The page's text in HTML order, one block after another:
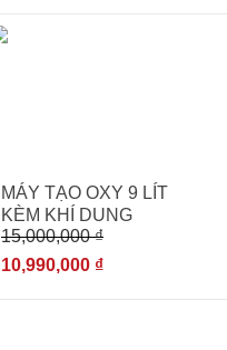
- 27%
MÁY TẠO OXY 9 LÍT
KÈM KHÍ DUNG
YOBEKAN
15,000,000₫
10,990,000 ₫